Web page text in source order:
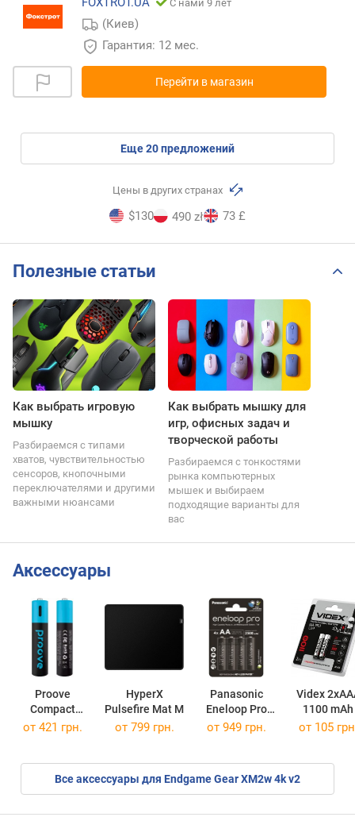
С нами 9 лет
(Киев)
Гарантия: 12 мес.
Перейти в магазин
eще20предложений
Цены в других странах
$130 490 zł 73 £
Полезные статьи
Как выбрать игровую
мышку
Разбираемся с типами
хватов, чувствительностью
сенсоров, кнопочными
переключателями и другими
важными нюансами
Как выбрать мышку для
игр, офисных задач и
творческой работы
Разбираемся с тонкостями
рынка компьютерных
мышек и выбираем
подходящие варианты для
вас
Аксессуары
Proove
Compact
Energy 2xAAA
HyperX
Pulsefire Mat M
Panasonic
Eneloop Pro
4xAA 2500 mAh
Videx
1100 mAh
от 421 грн. от 799 грн. от 949 грн. от 105
Все аксессуары для Endgame Gear XM2w 4k v2